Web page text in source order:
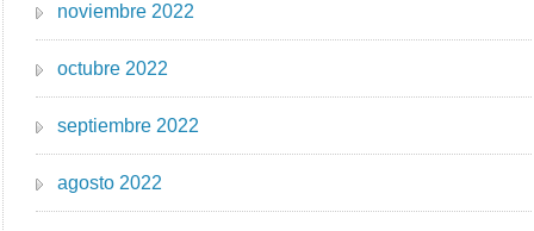
noviembre 2022
octubre 2022
septiembre 2022
agosto 2022